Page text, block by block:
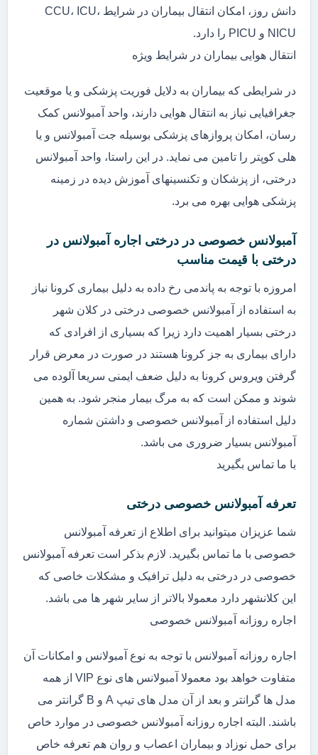
دانش روز، امکان انتقال بیماران در شرایط CCU، ICU،
NICU و PICU را دارد.
انتقال هوایی بیماران در شرایط ویژه
در شرایطی که بیماران به دلایل فوریت پزشکی و یا موقعیت
جغرافیایی نیاز به انتقال هوایی دارند، واحد آمبولانس کمک
رسان، امکان پروازهای پزشکی بوسیله جت آمبولانس و یا
هلی کوپتر را تامین می نماید. در این راستا، واحد آمبولانس
درختی، از پزشکان و تکنسینهای آموزش دیده در زمینه
پزشکی هوایی بهره می برد.
آمبولانس خصوصی در درختی اجاره آمبولانس در
درختی با قیمت مناسب
امروزه با توجه به پاندمی رخ داده به دلیل بیماری کرونا نیاز
به استفاده از آمبولانس خصوصی درختی در کلان شهر
درختی بسیار اهمیت دارد زیرا که بسیاری از افرادی که
دارای بیماری به جز کرونا هستند در صورت در معرض قرار
گرفتن ویروس کرونا به دلیل ضعف ایمنی سریعا آلوده می
شوند و ممکن است که به مرگ بیمار منجر شود. به همین
دلیل استفاده از آمبولانس خصوصی و داشتن شماره
آمبولانس بسیار ضروری می باشد.
با ما تماس بگیرید
تعرفه آمبولانس خصوصی درختی
شما عزیزان میتوانید برای اطلاع از تعرفه آمبولانس
خصوصی با ما تماس بگیرید. لازم بذکر است تعرفه آمبولانس
خصوصی در درختی به دلیل ترافیک و مشکلات خاصی که
این کلانشهر دارد معمولا بالاتر از سایر شهر ها می باشد.
اجاره روزانه آمبولانس خصوصی
اجاره روزانه آمبولانس با توجه به نوع آمبولانس و امکانات آن
متفاوت خواهد بود معمولا آمبولانس های نوع VIP از همه
مدل ها گرانتر و بعد از آن مدل های تیپ A و B گرانتر می
باشند. البته اجاره روزانه آمبولانس خصوصی در موارد خاص
برای حمل نوزاد و بیماران اعصاب و روان هم تعرفه خاص